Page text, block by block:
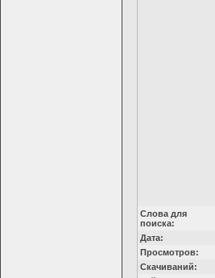
Слова для
поиска:
Дата:
Просмотров:
Скачиваний: